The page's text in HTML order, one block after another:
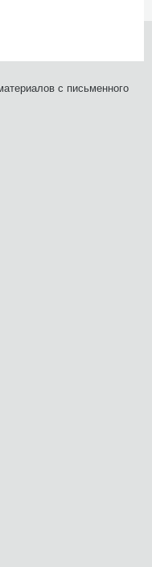
с письменного